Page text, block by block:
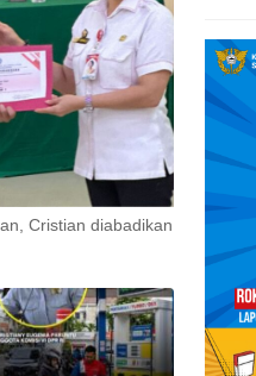
Cristian diabadikan